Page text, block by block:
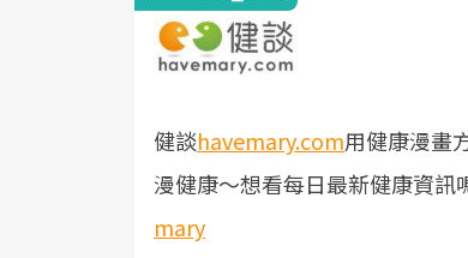
健談havemary.com用健康漫畫
漫健康～想看每日最新健康資訊
mary